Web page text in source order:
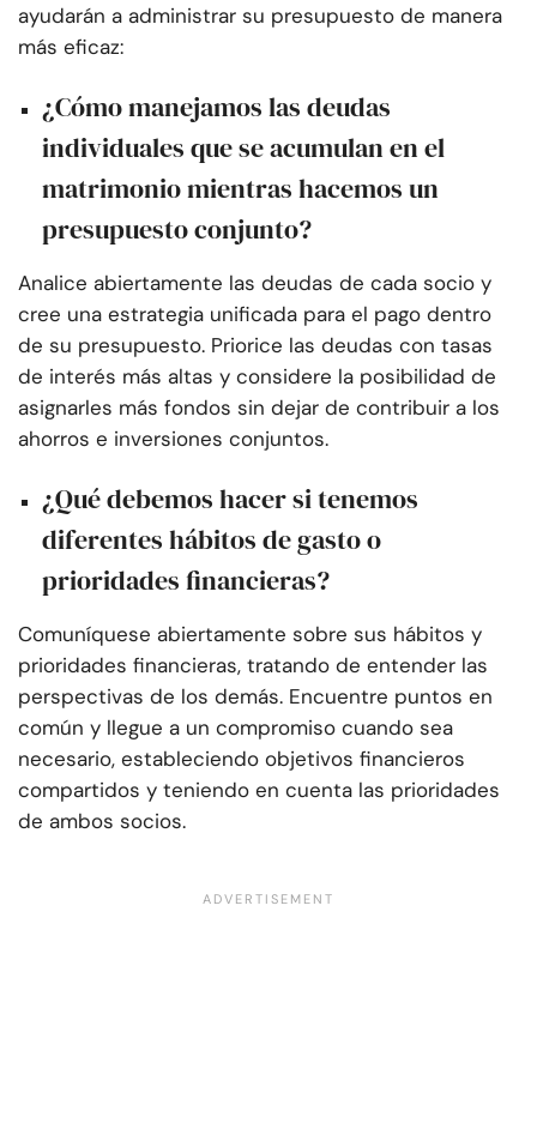
ayudarán a administrar su presupuesto de manera
más eficaz:
¿Cómo manejamos las deudas
individuales que se acumulan en el
matrimonio mientras hacemos un
presupuesto conjunto?
Analice abiertamente las deudas de cada socio y
cree una estrategia unificada para el pago dentro
de su presupuesto. Priorice las deudas con tasas
de interés más altas y considere la posibilidad de
asignarles más fondos sin dejar de contribuir a los
ahorros e inversiones conjuntos.
¿Qué debemos hacer si tenemos
diferentes hábitos de gasto o
prioridades financieras?
Comuníquese abiertamente sobre sus hábitos y
prioridades financieras, tratando de entender las
perspectivas de los demás. Encuentre puntos en
común y llegue a un compromiso cuando sea
necesario, estableciendo objetivos financieros
compartidos y teniendo en cuenta las prioridades
de ambos socios.